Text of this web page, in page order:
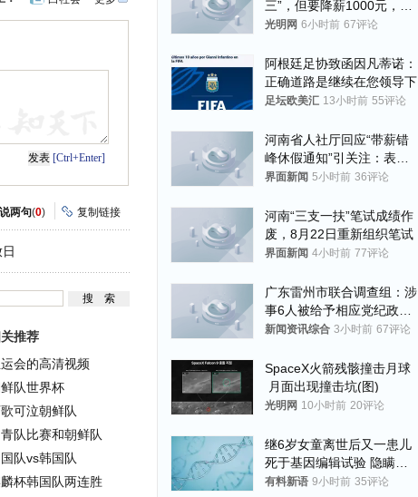
[Ctrl+Enter]
两句(0) 复制链接
推荐
会的高清视频
队世界杯
可泣朝鲜队
队比赛和朝鲜队
队vs韩国队
杯韩国队两连胜
三”，但要降薪1000元，不
接受只能辞职
光明网 6小时前 67评论
阿根廷足协致函因凡蒂诺：
正确道路是继续在您领导下
足坛欧美汇 13小时前 55评论
河南省人社厅回应“带薪错
峰休假通知”引关注：表述
不够准确，待修改后印发
界面新闻 5小时前 36评论
河南“三支一扶”笔试成绩作
废，8月22日重新组织笔试
界面新闻 4小时前 77评论
广东雷州市联合调查组：涉
事6人被给予相应党纪政务
处分和组织处理
新闻资讯综合 3小时前 67评论
SpaceX火箭残骸撞击月球
月面出现撞击坑(图)
光明网 10小时前 20评论
继6岁女童离世后又一患儿
死于基因编辑试验 隐瞒一
年才对外披露
有料新语 9小时前 35评论